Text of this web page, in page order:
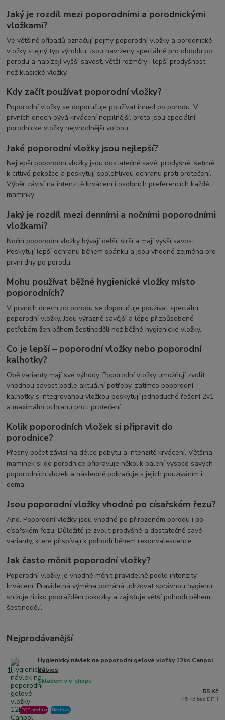
Jaký je rozdíl mezi poporodními a porodnickými
vložkami?
Ve většině případů označují pojmy poporodní vložky a porodnické
vložky stejný typ výrobku. Jsou navrženy speciálně pro období po
porodu a nabízejí vyšší savost, větší rozměry i lepší prodyšnost
než klasické vložky.
Kdy začít používat poporodní vložky?
Poporodní vložky se doporučuje používat ihned po porodu. V
prvních dnech bývá krvácení nejsilnější, proto jsou speciální
porodnické vložky nejvhodnější volbou.
Jaké poporodní vložky jsou nejlepší?
Nejlepší poporodní vložky jsou dostatečně savé, prodyšné, šetrné
k citlivé pokožce a poskytují spolehlivou ochranu proti protečení.
Výběr závisí na intenzitě krvácení i osobních preferencích každé
maminky.
Jaký je rozdíl mezi denními a nočními poporodními
vložkami?
Noční poporodní vložky bývají delší, širší a mají vyšší savost.
Poskytují lepší ochranu během spánku a jsou vhodné zejména pro
první dny po porodu.
Mohu používat běžné hygienické vložky místo
poporodních?
V prvních dnech po porodu se doporučuje používat speciální
poporodní vložky. Jsou výrazně savější a lépe přizpůsobené
potřebám žen během šestinedělí než běžné hygienické vložky.
Co je lepší – poporodní vložky nebo poporodní
kalhotky?
Obě varianty mají své výhody. Poporodní vložky umožňují zvolit
vhodnou savost podle aktuální potřeby, zatímco poporodní
kalhotky s integrovanou vložkou poskytují jednoduché řešení 2v1
a maximální ochranu proti protečení.
Kolik poporodních vložek si připravit do
porodnice?
Přesný počet závisí na délce pobytu a intenzitě krvácení. Většina
maminek si do porodnice připravuje několik balení vysoce savých
poporodních vložek a následně pokračuje s jejich používáním i
doma.
Jsou poporodní vložky vhodné po císařském řezu?
Ano. Poporodní vložky jsou vhodné po přirozeném porodu i po
císařském řezu. Důležité je zvolit prodyšné a dostatečně savé
varianty, které přispívají k pohodlí během rekonvalescence.
Jak často měnit poporodní vložky?
Poporodní vložky je vhodné měnit pravidelně podle intenzity
krvácení. Pravidelná výměna pomáhá udržovat správnou hygienu,
snižuje riziko podráždění pokožky a zajišťuje větší pohodlí během
šestinedělí.
Nejprodávanější
1.
Hygienický návlek na poporodní gelové vložky 12ks Canpol
babies
Skladem v e-shopu
TOP produkt Novinka
55 Kč
45 Kč bez DPH